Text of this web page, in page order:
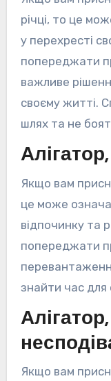
річці, то це
у перехресті
попереджати
важливе
своєму житті.
шлях та не
Якщо вам
це може
відпочинку та
попереджати
знайти час для
Якщо вам